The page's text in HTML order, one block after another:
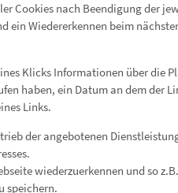
Cookies nach Beendigung der
ein Wiedererkennen beim
Klicks Informationen über die
haben, ein Datum an dem der
Links.
der angebotenen
wiederzuerkennen und so
speichern.